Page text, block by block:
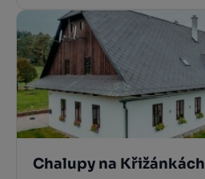
Chalupy na Křižánkách